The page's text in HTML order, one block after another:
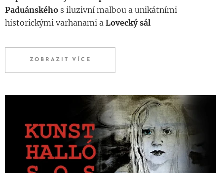
Paduánského s iluzivní malbou a unikátními
historickými varhanami a Lovecký sál
ZOBRAZIT VÍCE